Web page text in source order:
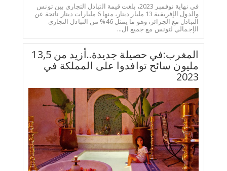
في نهاية نوفمبر 2023، بلغت قيمة التبادل التجاري بين تونس
والدول الإفريقية 13 مليار دينار، منها 6 مليارات دينار ناتجة عن
التبادل مع الجزائر، وهو ما يمثل 46% من التبادل التجاري
الإجمالي لتونس مع جميع ال...
المغرب:في حصيلة جديدة..أزيد من 13,5
مليون سائح توافدوا على المملكة في
2023